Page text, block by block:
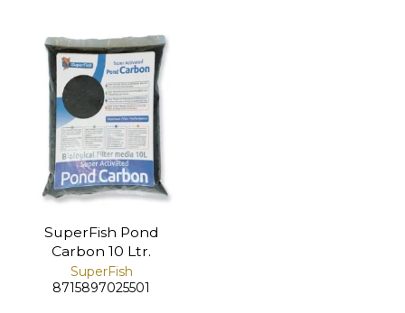
SuperFish Pond
Carbon 10 Ltr.
SuperFish
8715897025501